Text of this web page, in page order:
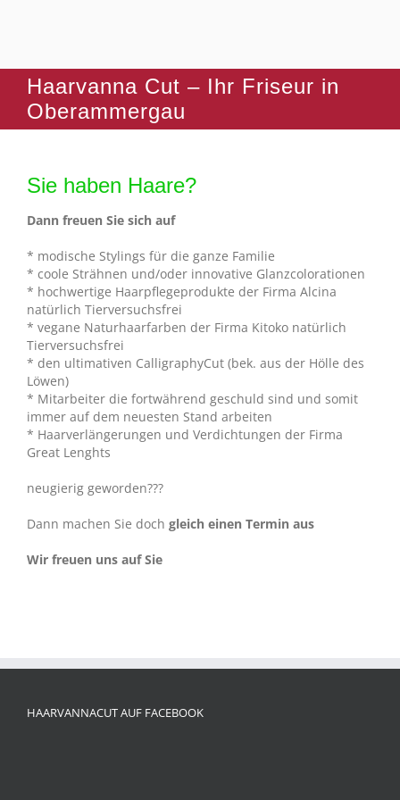
Haarvanna Cut – Ihr Friseur in
Oberammergau
Sie haben Haare?
Dann freuen Sie sich auf
* modische Stylings für die ganze Familie
* coole Strähnen und/oder innovative Glanzcolorationen
* hochwertige Haarpflegeprodukte der Firma Alcina
natürlich Tierversuchsfrei
* vegane Naturhaarfarben der Firma Kitoko natürlich
Tierversuchsfrei
* den ultimativen CalligraphyCut (bek. aus der Hölle des
Löwen)
* Mitarbeiter die fortwährend geschuld sind und somit
immer auf dem neuesten Stand arbeiten
* Haarverlängerungen und Verdichtungen der Firma
Great Lenghts
neugierig geworden???
Dann machen Sie doch gleich einen Termin aus
Wir freuen uns auf Sie
HAARVANNACUT AUF FACEBOOK